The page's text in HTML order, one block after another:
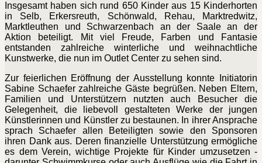
Insgesamt haben sich rund 650 Kinder aus 15 Kinderhorten
in Selb, Erkersreuth, Schönwald, Rehau, Marktredwitz,
Marktleuthen und Schwarzenbach an der Saale an der
Aktion beteiligt. Mit viel Freude, Farben und Fantasie
entstanden zahlreiche winterliche und weihnachtliche
Kunstwerke, die nun im Outlet Center zu sehen sind.
Zur feierlichen Eröffnung der Ausstellung konnte Initiatorin
Sabine Schaefer zahlreiche Gäste begrüßen. Neben Eltern,
Familien und Unterstützern nutzten auch Besucher die
Gelegenheit, die liebevoll gestalteten Werke der jungen
Künstlerinnen und Künstler zu bestaunen. In ihrer Ansprache
sprach Schaefer allen Beteiligten sowie den Sponsoren
ihren Dank aus. Deren finanzielle Unterstützung ermögliche
es dem Verein, wichtige Projekte für Kinder umzusetzen -